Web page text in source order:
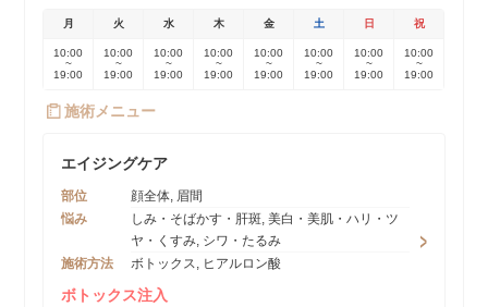
月 火 水 木 金 土 日 祝
10:00
~
19:00
10:00
~
19:00
10:00
~
19:00
10:00
~
19:00
10:00
~
19:00
10:00
~
19:00
10:00
~
19:00
10:00
~
19:00
施術メニュー
エイジングケア
部位
顔全体, 眉間
悩み
しみ・そばかす・肝斑, 美白・美肌・ハリ・ツ
ヤ・くすみ, シワ・たるみ
施術方法
ボトックス, ヒアルロン酸
ボトックス注入